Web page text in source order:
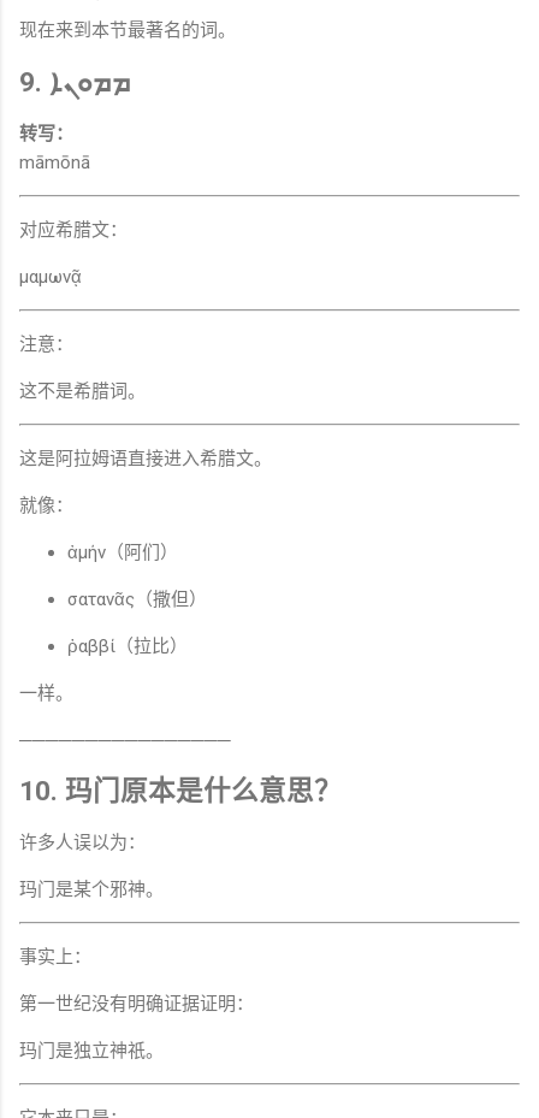
现在来到本节最著名的词。
9. ܡܡܘܢܐ
转写：
māmōnā
对应希腊文：
μαμωνᾷ
注意：
这不是希腊词。
这是阿拉姆语直接进入希腊文。
就像：
ἀμήν（阿们）
σατανᾶς（撒但）
ῥαββί（拉比）
一样。
────────────────
10. 玛门原本是什么意思？
许多人误以为：
玛门是某个邪神。
事实上：
第一世纪没有明确证据证明：
玛门是独立神祇。